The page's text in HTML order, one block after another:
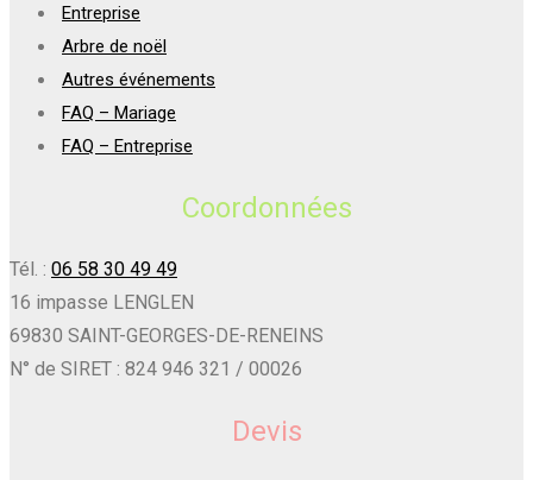
Entreprise
Arbre de noël
Autres événements
FAQ – Mariage
FAQ – Entreprise
Coordonnées
Tél. : 06 58 30 49 49
16 impasse LENGLEN
69830 SAINT-GEORGES-DE-RENEINS
N° de SIRET : 824 946 321 / 00026
Devis